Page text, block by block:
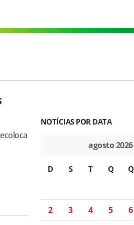
NOTÍCIAS POR DATA
agosto 2026
D S T Q Q
2
3 4 5 6